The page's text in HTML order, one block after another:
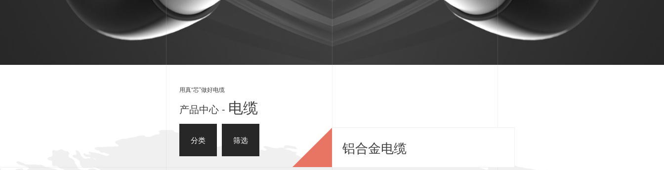
用真“芯”做好电缆
产品中心 - 电缆
分类 筛选 铝合金电缆